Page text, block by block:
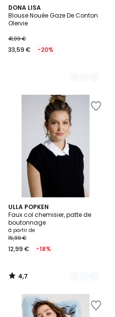
DONA LISA
Blouse Nouée Gaze De Conton
Olervie
41,99 €
33,59 € -20%
4
Couleurs
ULLA POPKEN
Faux col chemisier, patte de
boutonnage
à partir de
15,99 €
12,99 € -18%
4,7
/ 5
11
Couleurs
4,7
/